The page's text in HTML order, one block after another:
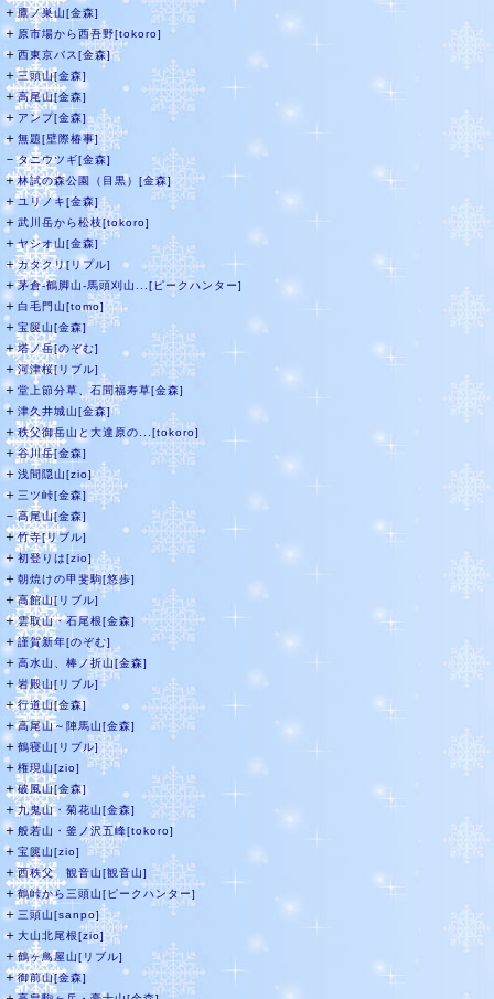
＋鷹ノ巣山[金森]
＋ 原市場から西吾野[tokoro]
＋ 西東京バス[金森]
＋三頭山[金森]
＋高尾山[金森]
＋ アンプ[金森]
＋ 無題[壁際椿事]
－タニウツギ[金森]
＋林試の森公園（目黒）[金森]
＋ユリノキ[金森]
＋ 武川岳から松枝[tokoro]
＋ヤシオ山[金森]
＋カタクリ[リプル]
＋茅倉-鶴脚山-馬頭刈山...[ピークハンター]
＋ 白毛門山[tomo]
＋ 宝篋山[金森]
＋塔ノ岳[のぞむ]
＋河津桜[リブル]
＋ 堂上節分草、石間福寿草[金森]
＋ 津久井城山[金森]
＋秩父御岳山と大達原の...[tokoro]
＋谷川岳[金森]
＋ 浅間隠山[zio]
＋ 三ツ峠[金森]
－高尾山[金森]
＋竹寺[リブル]
＋ 初登りは[zio]
＋ 朝焼けの甲斐駒[悠歩]
＋高館山[リブル]
＋雲取山・石尾根[金森]
＋謹賀新年[のぞむ]
＋ 高水山、棒ノ折山[金森]
＋岩殿山[リブル]
＋行道山[金森]
＋高尾山～陣馬山[金森]
＋ 鶴寝山[リブル]
＋ 権現山[zio]
＋破風山[金森]
＋九鬼山・菊花山[金森]
＋ 般若山・釜ノ沢五峰[tokoro]
＋ 宝篋山[zio]
＋西秩父 観音山[観音山]
＋鶴峠から三頭山[ピークハンター]
＋ 三頭山[sanpo]
＋ 大山北尾根[zio]
＋鶴ヶ鳥屋山[リブル]
＋御前山[金森]